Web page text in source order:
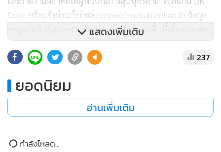
บุหรี่ 100% และจุดสูบบุหรี่ที่กำหนดอย่างเป็นสัดส่วน พร้อม
พัฒนามาตรฐานโครงสร้างพื้นฐาน ได้แก่ ป้ายแสดงเขตสูบบุหรี่
พื้นที่ระบายอากาศที่เหมาะสม และการจัดพื้นที่ไม่ให้กระทบทาง
เข้าออกหลักของอาคาร รวมถึงจัดทำ Drop Box สำหรับรวบรวม
บุหรี่และบุหรี่ไฟฟ้าก่อนส่งต่อเจ้าหน้าที่เพื่อจัดการต่อไป
และรายงานผล โดยให้ผู้พบเห็นการสูบบุหรี่สามารถสแกน QR
แสดงเพิ่มเติม
237
อ่านเพิ่มเติม